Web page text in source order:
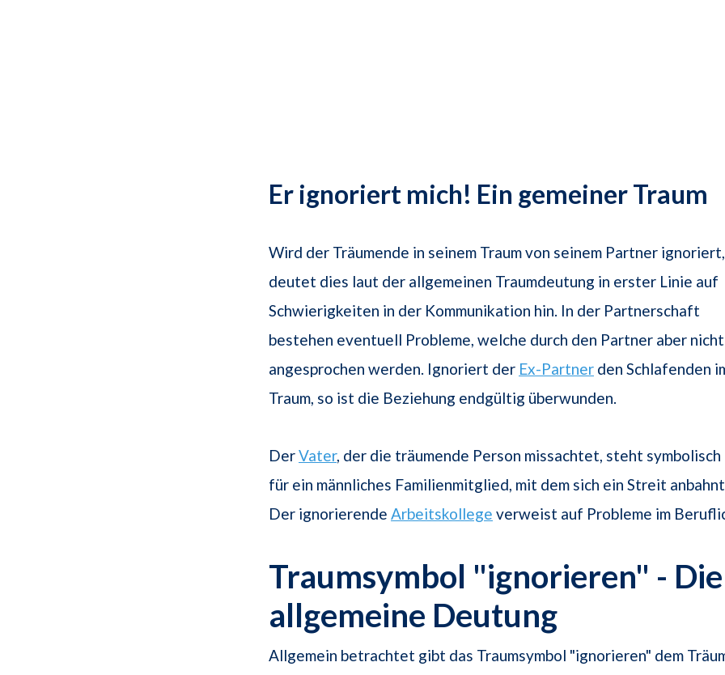
Er ignoriert mich! Ein gemeiner Traum
Wird der Träumende in seinem Traum von seinem Partner ignoriert,
deutet dies laut der allgemeinen Traumdeutung in erster Linie auf
Schwierigkeiten in der Kommunikation hin. In der Partnerschaft
bestehen eventuell Probleme, welche durch den Partner aber nicht
angesprochen werden. Ignoriert der Ex-Partner den Schlafenden
Traum, so ist die Beziehung endgültig überwunden.
DerVater, der die träumende Person missachtet, steht symbolisch
für ein männliches Familienmitglied, mit dem sich ein Streit
Der ignorierende Arbeitskollege verweist auf Probleme im
Traumsymbol "ignorieren" - Die
allgemeine Deutung
Allgemein betrachtet gibt das Traumsymbol "ignorieren" dem